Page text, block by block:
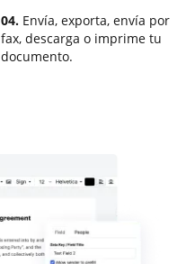
04. Envía, exporta, envía por
fax, descarga o imprime tu
documento.